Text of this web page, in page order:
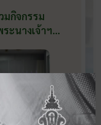
กิจกรรม
ะนางเจ้าฯ
กาสวันเฉลิม
งานอำเภอ
ะชาคมริมน้ำ